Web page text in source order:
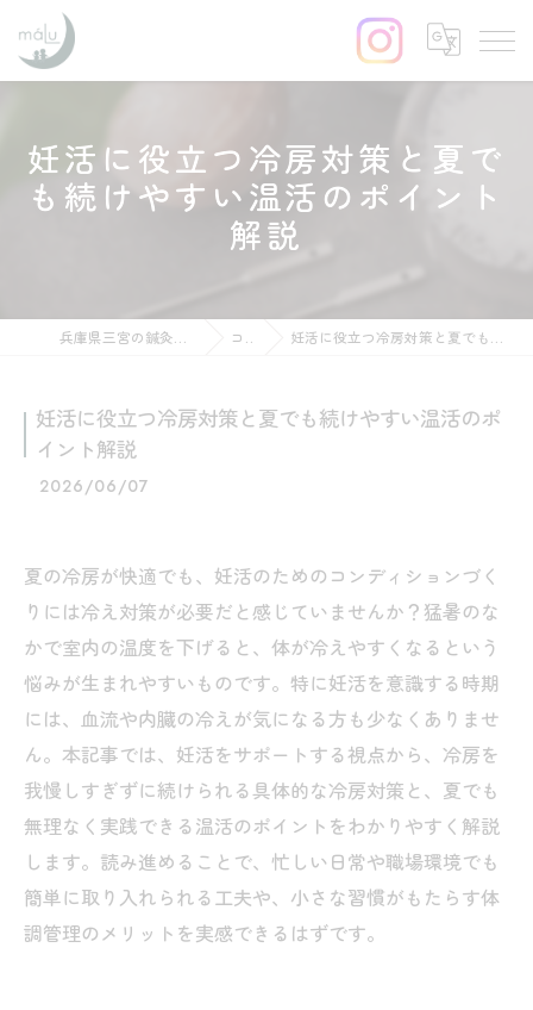
妊活に役立つ冷房対策と夏で
も続けやすい温活のポイント
解説
兵庫県三宮の鍼灸ならはりきゅう maLu コラム 妊活に役立つ冷房対策と夏でも続けやすい温活のポイント解説
妊活に役立つ冷房対策と夏でも続けやすい温活のポ
イント解説
2026/06/07
夏の冷房が快適でも、妊活のためのコンディションづく
りには冷え対策が必要だと感じていませんか？猛暑のな
かで室内の温度を下げると、体が冷えやすくなるという
悩みが生まれやすいものです。特に妊活を意識する時期
には、血流や内臓の冷えが気になる方も少なくありませ
ん。本記事では、妊活をサポートする視点から、冷房を
我慢しすぎずに続けられる具体的な冷房対策と、夏でも
無理なく実践できる温活のポイントをわかりやすく解説
します。読み進めることで、忙しい日常や職場環境でも
簡単に取り入れられる工夫や、小さな習慣がもたらす体
調管理のメリットを実感できるはずです。